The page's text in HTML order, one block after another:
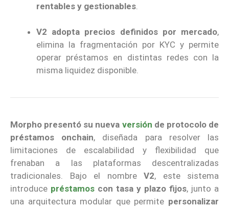
rentables y gestionables
V2 adopta precios definidos por mercado,
elimina la fragmentación por KYC y permite
operar préstamos en distintas redes con la
misma liquidez disponible.
Morpho presentó su nueva versión de protocolo de
préstamos onchain, diseñada para resolver las
limitaciones de escalabilidad y flexibilidad que
frenaban a las plataformas descentralizadas
tradicionales. Bajo el nombre V2, este sistema
introduce préstamos con tasa y plazo fijos, junto a
una arquitectura modular que permite personalizar